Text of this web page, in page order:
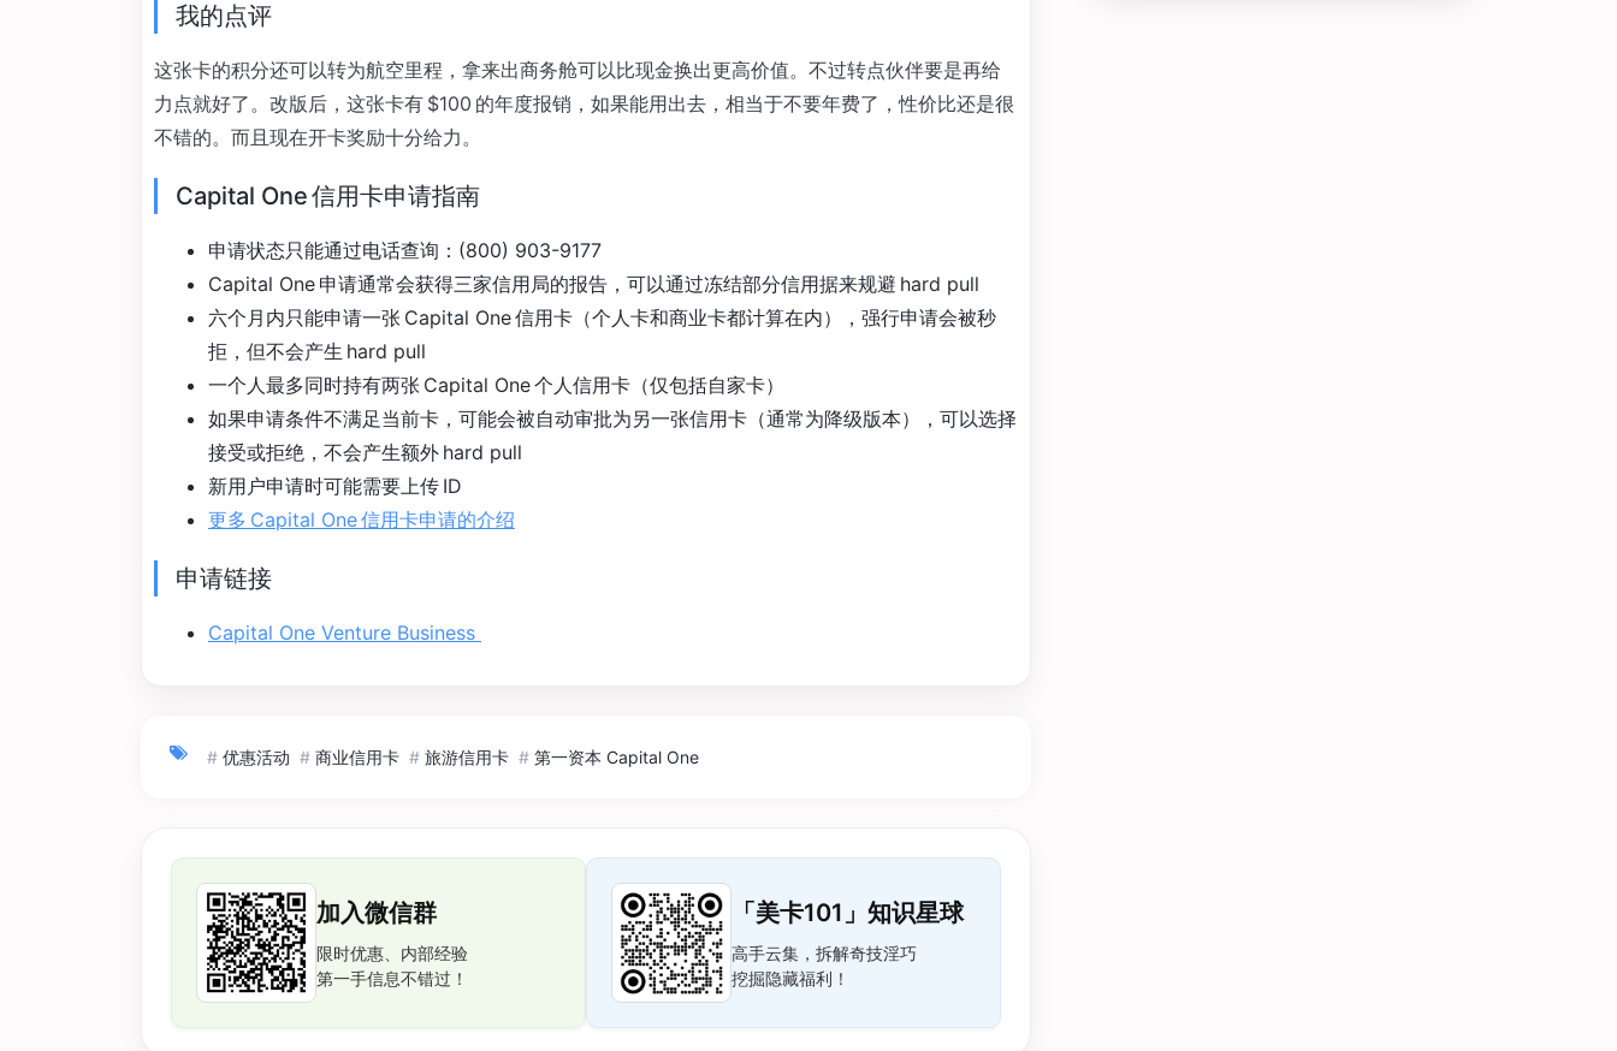
我的点评
这张卡的积分还可以转为航空里程，拿来出商务舱可以比现金换出更高价值。不过转点伙伴要是再给
力点就好了。改版后，这张卡有 $100 的年度报销，如果能用出去，相当于不要年费了，性价比还是很
不错的。而且现在开卡奖励十分给力。
Capital One 信用卡申请指南
申请状态只能通过电话查询：(800) 903-9177
Capital One 申请通常会获得三家信用局的报告，可以通过冻结部分信用据来规避 hard pull
六个月内只能申请一张 Capital One 信用卡（个人卡和商业卡都计算在内），强行申请会被秒
拒，但不会产生 hard pull
一个人最多同时持有两张 Capital One 个人信用卡（仅包括自家卡）
如果申请条件不满足当前卡，可能会被自动审批为另一张信用卡（通常为降级版本），可以选择
接受或拒绝，不会产生额外 hard pull
新用户申请时可能需要上传 ID
更多 Capital One 信用卡申请的介绍
申请链接
Capital One Venture Business
# 优惠活动 # 商业信用卡 # 旅游信用卡 # 第一资本 Capital One
加入微信群
限时优惠、内部经验
第一手信息不错过！
「美卡101」知识星球
高手云集，拆解奇技淫巧
挖掘隐藏福利！